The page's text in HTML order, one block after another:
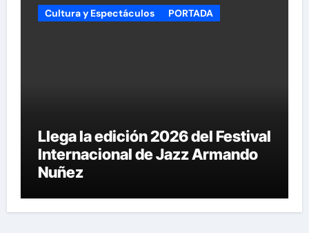
Cultura y Espectáculos PORTADA
Llega la edición 2026 del Festival
Internacional de Jazz Armando
Nuñez